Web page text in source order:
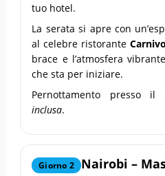
tuo hotel.
La serata si apre con
al celebre ristorante
brace e l’atmosfera
che sta per iniziare.
Pernottamento presso il
inclusa.
Giorno 2 Nairobi –